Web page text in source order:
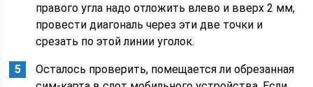
правого угла надо отложить влево и вверх 2 мм,
провести диагональ через эти две точки и
срезать по этой линии уголок.
Осталось проверить, помещается ли обрезанная